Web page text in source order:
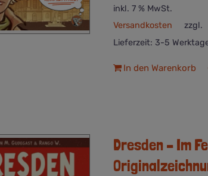
inkl. 7 % MwSt.
zzgl.
Versandkosten
Lieferzeit: 3-5
In den Warenkorb
Dresden – Im